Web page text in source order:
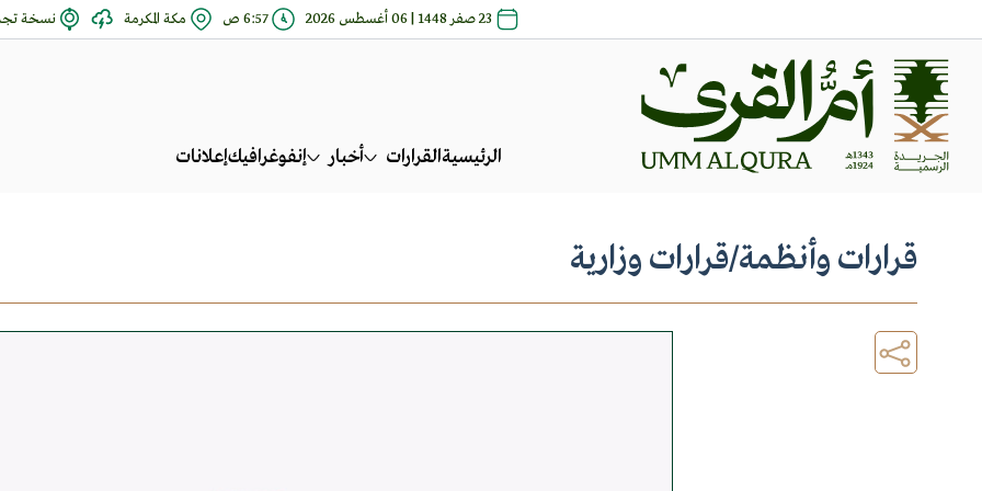
23 صفر 1448 | 06 أغسطس 2026 6:57 ص مكة المكرمة نسخة
الرئيسيةالقرارات أخبار إنفوغرافيكإعلانات
قرارات وأنظمة/قرارات وزارية